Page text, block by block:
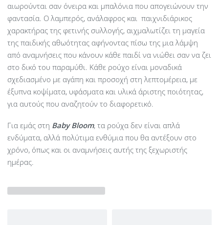
αιωρούνται σαν όνειρα και μπαλόνια που απογειώνουν την
φαντασία. Ο λαμπερός, ανάλαφρος και παιχνιδιάρικος
χαρακτήρας της φετινής συλλογής, αιχμαλωτίζει τη μαγεία
της παιδικής αθωότητας αφήνοντας πίσω της μια λάμψη
από αναμνήσεις που κάνουν κάθε παιδί να νιώθει σαν να ζει
στο δικό του παραμύθι. Κάθε ρούχο είναι μοναδικά
σχεδιασμένο με αγάπη και προσοχή στη λεπτομέρεια, με
έξυπνα κοψίματα, υφάσματα και υλικά άριστης ποιότητας,
για αυτούς που αναζητούν το διαφορετικό.
Για εμάς στη Baby Bloom, τα ρούχα δεν είναι απλά
ενδύματα, αλλά πολύτιμα ενθύμια που θα αντέξουν στο
χρόνο, όπως και οι αναμνήσεις αυτής της ξεχωριστής
ημέρας.